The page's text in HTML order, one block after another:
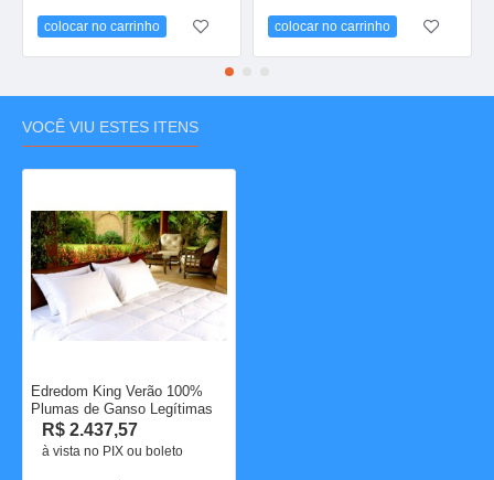
colocar no carrinho colocar no carrinho
VOCÊ VIU ESTES ITENS
Edredom King Verão 100%
Plumas de Ganso Legítimas
R$ 2.437,57
à vista no PIX ou boleto